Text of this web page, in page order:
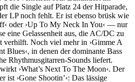
die Single auf Platz 24 der Hitparade,
LP noch fehlt. Er ist ebenso brüsk wie
oder ›Up To My Neck In You‹ — nur
eine Gelassenheit aus, die AC/DC zu
verhilft. Noch viel mehr in ›Gimme A
Blues‹, in denen der dominante Bass
Rhythmusgitarren-Sounds liefert.
›What’s Next To The Moon‹. Der
ist ›Gone Shootin’‹: Das lässige